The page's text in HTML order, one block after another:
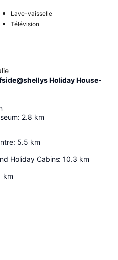
Lave-vaisselle
Télévision
Holiday House-
: 2.8 km
: 5.5 km
Holiday Cabins: 10.3 km
km